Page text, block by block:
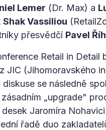
Lemer (Dr. Max) a
Shak Vassiliou
přesvědčí Pavel
Retail in
z JIC (Jihomoravského
se následně
„upgrade"
Jaromíra
řadě duo